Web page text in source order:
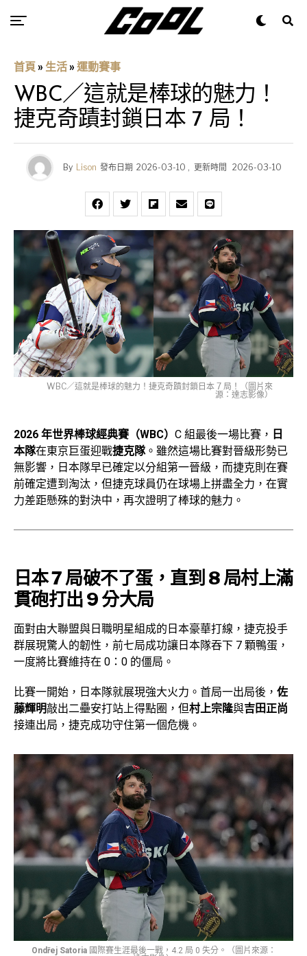
首頁 » 生活 » 運動賽事
WBC／這就是棒球的魅力！
捷克奇蹟封鎖日本 7 局！
By Lison 發布日期 2026-03-10 , 更新時間 2026-03-10
WBC／這就是棒球的魅力！捷克奇蹟封鎖日本 7 局！（圖片來
源：達志影像）
2026 年世界棒球經典賽（WBC） C 組最後一場比賽， 日
本隊在東京巨蛋迎戰捷克隊。雖然這場比賽對晉級形勢已
無影響，日本隊早已確定以分組第一晉級，而捷克則在賽
前確定遭到淘汰，但捷克球員仍在球場上拼盡全力，在實
力差距懸殊的對決中，再次證明了棒球的魅力。
日本 7 局破不了蛋，直到 8 局村上滿
貫砲打出 9 分大局
面對由大聯盟與日職明星組成的日本豪華打線，捷克投手
群展現驚人的韌性，前七局成功讓日本隊吞下 7 顆鴨蛋，
一度將比賽維持在 0：0 的僵局。
比賽一開始，日本隊就展現強大火力。首局一出局後， 佐
藤輝明敲出二壘安打站上得點圈，但村上宗隆與吉田正尚
接連出局，捷克成功守住第一個危機。
Ondřej Satoria國際賽生涯最後一戰，4.2 局 0 失分。（圖片來源：